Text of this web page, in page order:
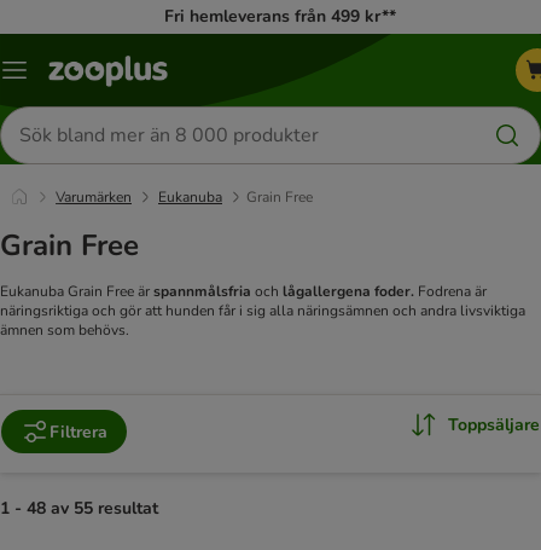
Fri hemleverans från 499 kr**
Katalogmeny
Sök
efter
produkter
Varumärken Eukanuba Grain Free
Grain Free
Eukanuba Grain Free ärspannmålsfria och lågallergena foder. Fodrena är
näringsriktiga och gör att hunden får i sig alla näringsämnen och andra livsviktiga
ämnen som behövs.
Filtrera Toppsäljare
1 - 48 av 55 resultat